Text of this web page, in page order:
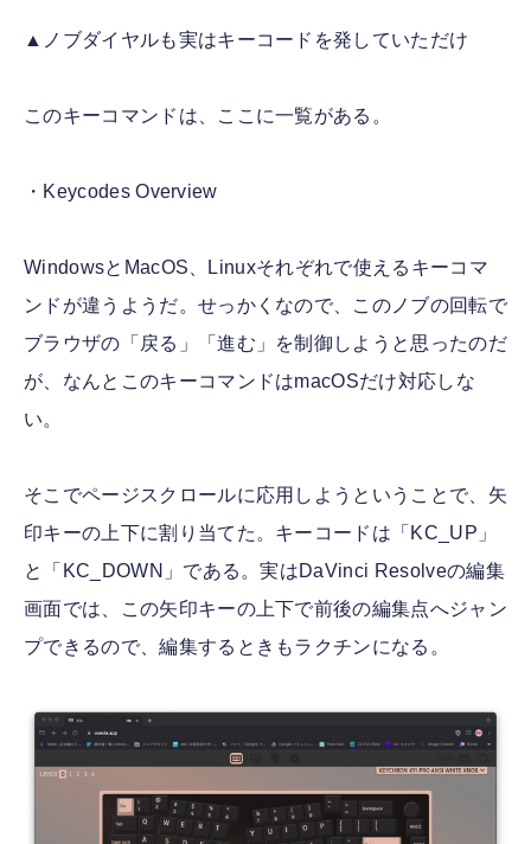
▲ノブダイヤルも実はキーコードを発していただけ
このキーコマンドは、ここに一覧がある。
・Keycodes Overview
WindowsとMacOS、Linuxそれぞれで使えるキーコマ
ンドが違うようだ。せっかくなので、このノブの回転で
ブラウザの「戻る」「進む」を制御しようと思ったのだ
が、なんとこのキーコマンドはmacOSだけ対応しな
い。
そこでページスクロールに応用しようということで、矢
印キーの上下に割り当てた。キーコードは「KC_UP」
と「KC_DOWN」である。実はDaVinci Resolveの編集
画面では、この矢印キーの上下で前後の編集点へジャン
プできるので、編集するときもラクチンになる。